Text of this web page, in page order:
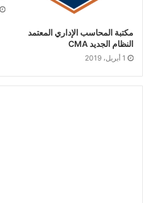
مكتبة المحاسب الإداري المعتمد
النظام الجديد CMA
1 أبريل، 2019